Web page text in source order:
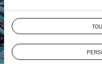
Suivez vos envies et
spécialistes
Ils sauront